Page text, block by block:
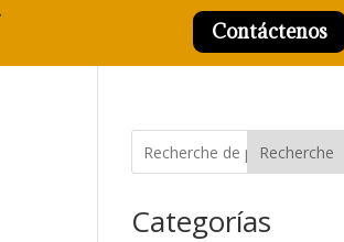
Contáctenos
Recherche
Categorías